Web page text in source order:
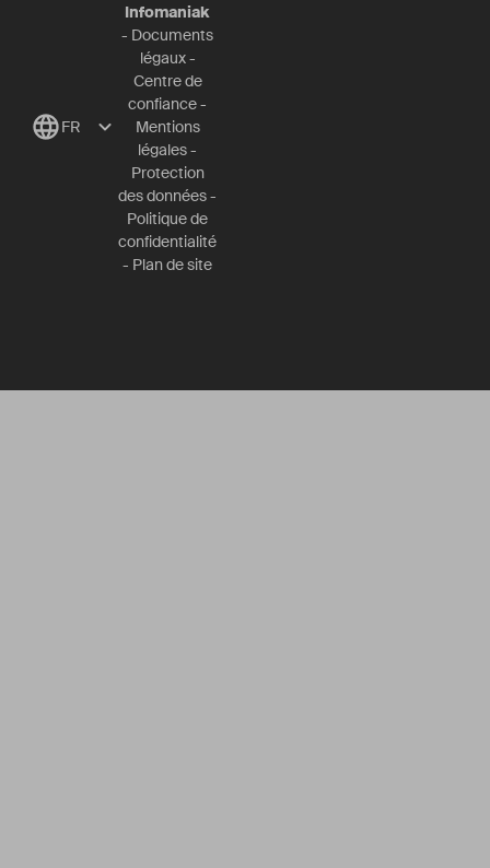
FR
Infomaniak
- Documents
légaux-
Centre de
confiance-
Mentions
légales-
Protection
des données-
Politique de
confidentialité
- Plan de site